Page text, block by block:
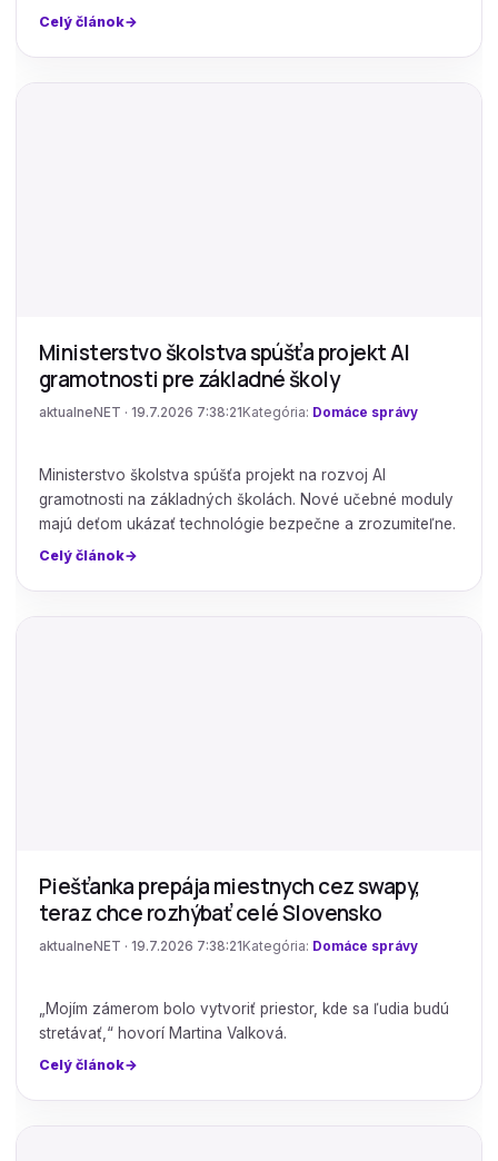
Celý článok
Ministerstvo školstva spúšťa projekt AI
gramotnosti pre základné školy
aktualneNET · 19.7.2026 7:38:21 Kategória: Domáce správy
Ministerstvo školstva spúšťa projekt na rozvoj AI
gramotnosti na základných školách. Nové učebné moduly
majú deťom ukázať technológie bezpečne a zrozumiteľne.
Celý článok
Piešťanka prepája miestnych cez swapy,
teraz chce rozhýbať celé Slovensko
aktualneNET · 19.7.2026 7:38:21 Kategória: Domáce správy
„Mojím zámerom bolo vytvoriť priestor, kde sa ľudia budú
stretávať,“ hovorí Martina Valková.
Celý článok